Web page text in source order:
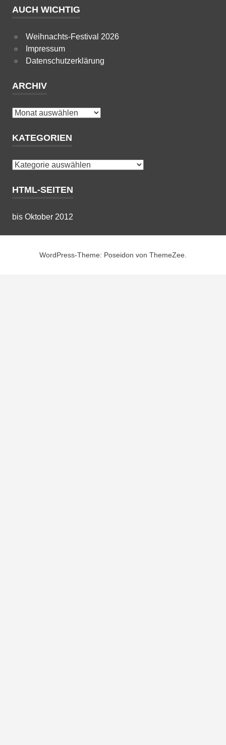
AUCH WICHTIG
Weihnachts-Festival 2026
Impressum
Datenschutzerklärung
ARCHIV
Archiv
KATEGORIEN
Kategorien
HTML-SEITEN
bis Oktober 2012
WordPress-Theme: Poseidon von ThemeZee.